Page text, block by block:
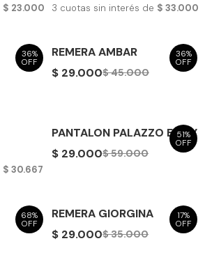
$ 23.000 3 cuotas sin interés de $ 33.000
36%
OFF
36%
OFF
REMERA AMBAR
$ 29.000$ 45.000
$ 30.667
51%
OFF
PANTALON PALAZZO EMILY
$ 29.000$ 59.000
68%
OFF
17%
OFF
REMERA GIORGINA
$ 29.000$ 35.000